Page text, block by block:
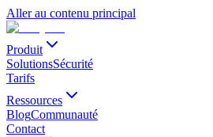
Aller au contenu principal
Produit
SolutionsSécurité
Tarifs
Ressources
BlogCommunauté
Contact